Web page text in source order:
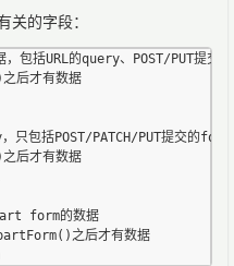
的字段：
包括URL的query、POST/PUT提交
后才有数据
包括POST/PATCH/PUT提交的form
后才有数据
form的数据
之后才有数据